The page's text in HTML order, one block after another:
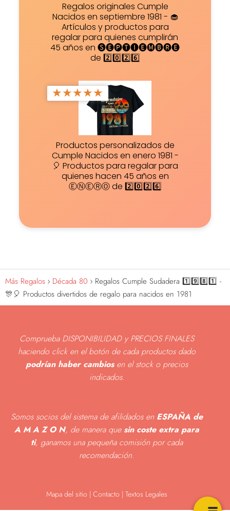
Regalos originales Cumple
Nacidos en septiembre 1981 - 🧁
Artículos y productos para
regalar para quienes cumplirán
45 años en 🅢🅔🅟🅣🅘🅔🅜🅑🅡🅔
de 2️⃣0️⃣2️⃣6️⃣
★★★★★
Productos personalizados de
Cumple Nacidos en enero 1981 -
🎈 Productos para regalar para
quienes hacen 45 años en
ⒺⓃⒺⓇⓄ de 2️⃣0️⃣2️⃣6️⃣
Más Regalos Década 80
Regalos Cumple Sudadera 1️⃣9️⃣8️⃣1️⃣ -
🎊🎈 Productos divertidos de regalo para nacidos en 1981
Comprueba DISPONIBILIDAD y PRECIOS FINALES
haciendo click en el botón de cada productos dado
podrían haber cambiosen el stock o precios
indicados.
Somos socios del sistema de afilidados en ESPAÑA de
A M A Z O N, de manera que sin coste extra para
ti, ganamos una pequeña comisión por cada
recomendación.
Mapa del sitio | Contacto | Textos Legales